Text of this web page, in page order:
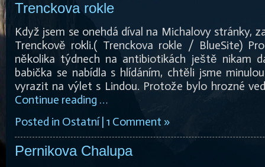
Trenckova rokle
Když jsem se onehdá díval na Michalovy stránky,
Trenckově rokli.( Trenckova rokle / BlueSite)
několika týdnech na antibiotikách ještě nikam
babička se nabídla s hlídáním, chtěli jsme
vyrazit na výlet s Lindou. Protože bylo hrozné
Continue reading …
Posted in Ostatní| 1 Comment »
Pernikova Chalupa